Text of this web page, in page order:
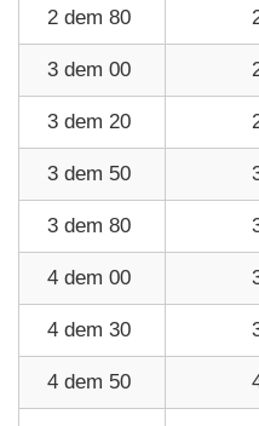
2 dem 80
3 dem 00
3 dem 20
3 dem 50
3 dem 80
4 dem 00
4 dem 30
4 dem 50